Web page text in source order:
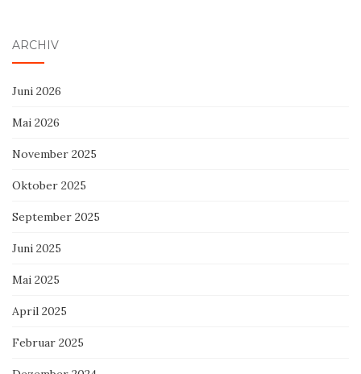
ARCHIV
Juni 2026
Mai 2026
November 2025
Oktober 2025
September 2025
Juni 2025
Mai 2025
April 2025
Februar 2025